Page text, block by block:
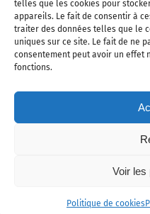
telles que les cookies pour
appareils. Le fait de consentir à
traiter des données telles que le
uniques sur ce site. Le fait de ne
consentement peut avoir un effet
fonctions.
Voir les
Politique de cookies